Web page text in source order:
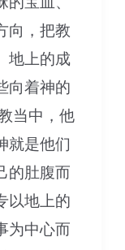
向，把教
地上的成
向着神的
当中，他
就是他们
的肚腹而
以地上的
为中心而